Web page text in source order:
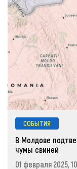
СОБЫТИЯ
В Молдове
чумы свиней
01 февраля 2025,